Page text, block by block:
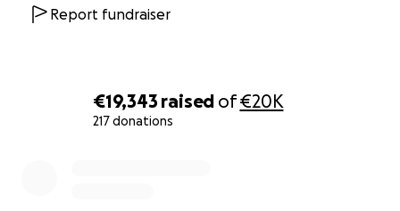
€19,343 raised of€20K
217 donations
Report fundraiser